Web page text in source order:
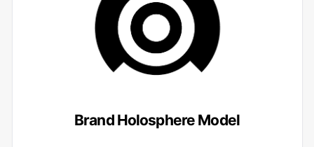
Brand Holosphere Model